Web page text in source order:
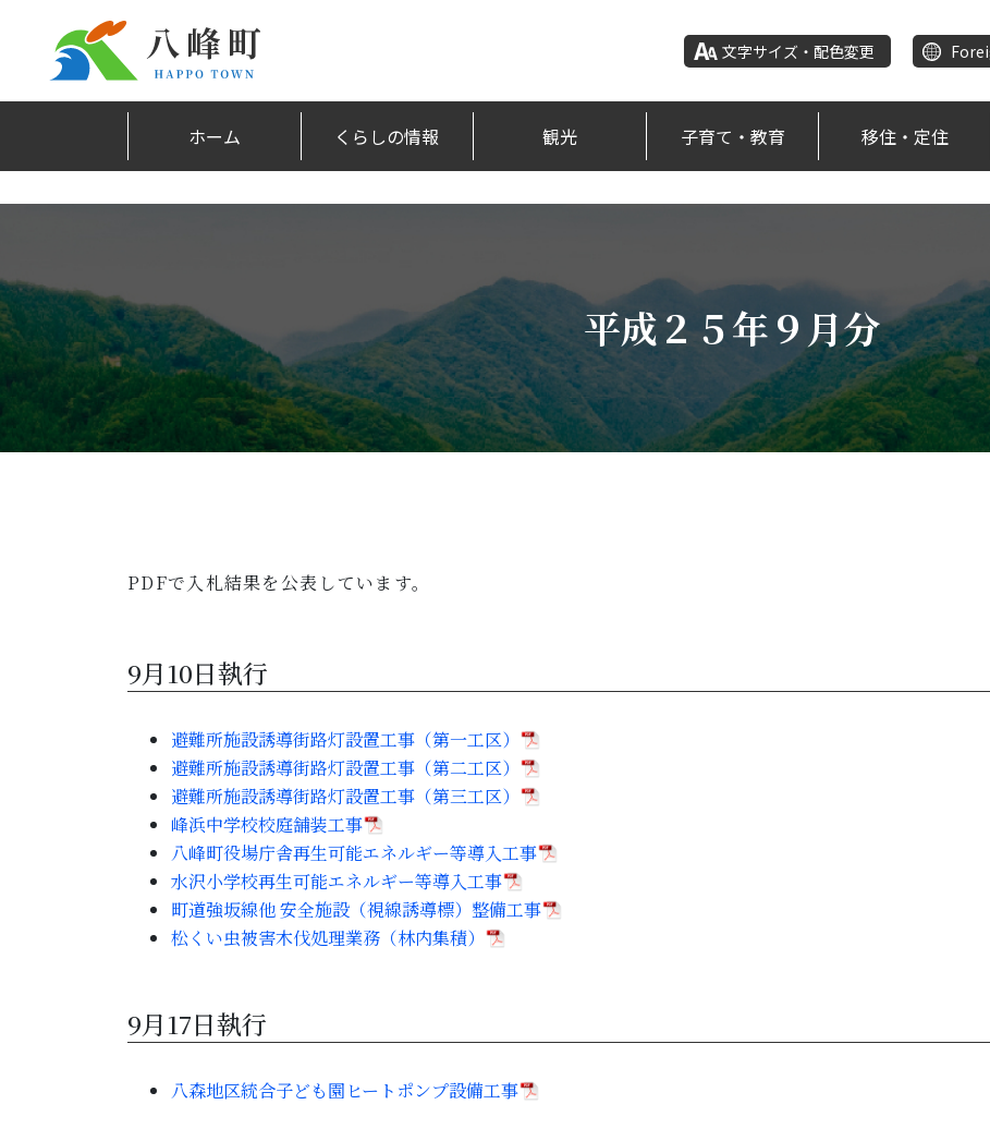
文字サイズ・配色変更
ホーム くらしの情報 観光 子育て・教育 移住・定住
平成２５年９月分
PDFで入札結果を公表しています。
9月10日執行
避難所施設誘導街路灯設置工事（第一工区）
避難所施設誘導街路灯設置工事（第二工区）
避難所施設誘導街路灯設置工事（第三工区）
峰浜中学校校庭舗装工事
八峰町役場庁舎再生可能エネルギー等導入工事
水沢小学校再生可能エネルギー等導入工事
町道強坂線他 安全施設（視線誘導標）整備工事
松くい虫被害木伐処理業務（林内集積）
9月17日執行
八森地区統合子ども園ヒートポンプ設備工事